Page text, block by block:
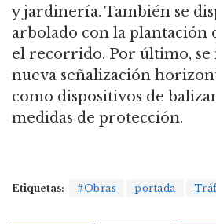
y jardinería. También se
arbolado con la plantación
el recorrido. Por último,
nueva señalización
como dispositivos de
medidas de protección.
Etiquetas: #Obras portada